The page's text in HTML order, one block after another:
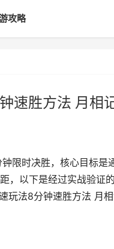
攻略
速胜方法 月相
限时决胜，核心目标
，以下是经过实战验证
玩法8分钟速胜方法 月